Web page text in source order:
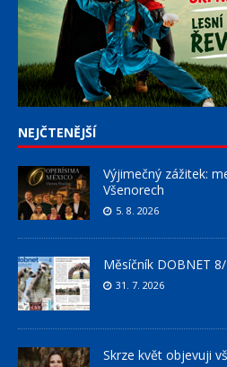
NEJČTENĚJŠÍ
Výjimečný zážitek:
Všenorech
5. 8. 2026
Měsíčník DOBNET
31. 7. 2026
Skrze květ objevuji